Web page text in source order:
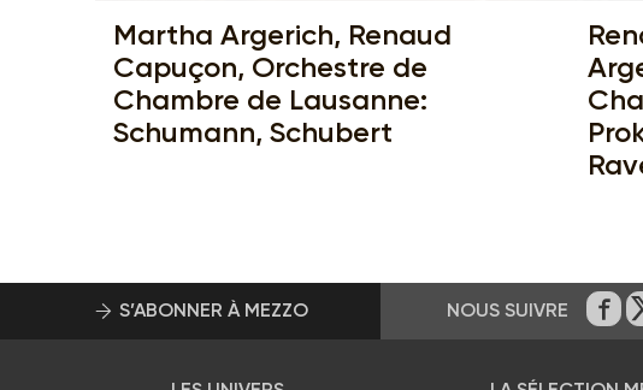
Martha Argerich, Renaud
Capuçon, Orchestre de
Chambre de Lausanne:
Schumann, Schubert
S’ABONNER À MEZZO NOUS SUIVRE